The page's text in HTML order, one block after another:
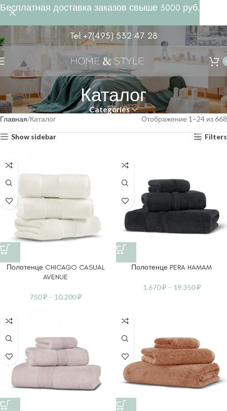
Tel +7(495) 532 47 28
Каталог
Categories
Главная Каталог Отображение 1–24 из 668
Show sidebar Filters
Полотенце CHICAGO CASUAL
AVENUE
750₽ – 10.200₽
Полотенце PERA HAMAM
1.670₽ – 19.350₽
Бесплатная доставка заказов свыше 3000 руб.